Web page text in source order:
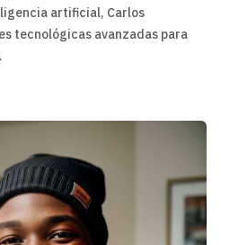
artificial, Carlos
tecnológicas avanzadas para